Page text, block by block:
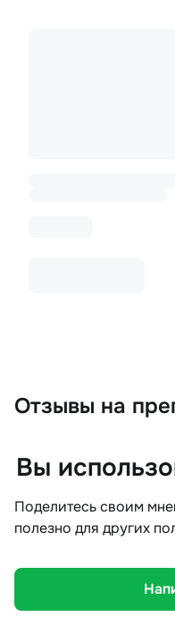
Отзывы на
Вы
Поделитесь своим
полезно для других